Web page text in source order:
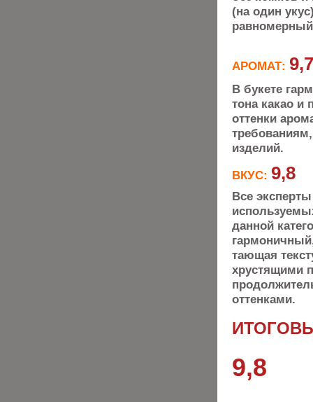
(на один
АРОМАТ:
В букете
тона какао
оттенки
изделий.
ВКУС: 9,8
Все
данной
тающая
хрустящими
оттенками.
9,8